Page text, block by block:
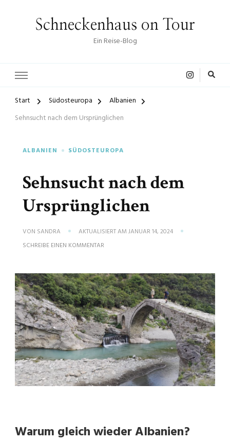
Schneckenhaus on Tour
Ein Reise-Blog
Start Südosteuropa
Albanien
Sehnsucht nach dem Ursprünglichen
ALBANIEN SÜDOSTEUROPA
Sehnsucht nach dem
Ursprünglichen
VON SANDRA AKTUALISIERT AM JANUAR 14, 2024
SCHREIBE EINEN KOMMENTAR
DEM
URSPRÜNGLICHEN
Warum gleich wieder Albanien?